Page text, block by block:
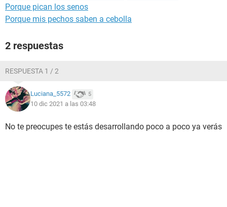
Porque pican los senos
Porque mis pechos saben a cebolla
2 respuestas
RESPUESTA 1 / 2
Luciana_5572 5
10 dic 2021 a las 03:48
No te preocupes te estás desarrollando poco a poco ya verás